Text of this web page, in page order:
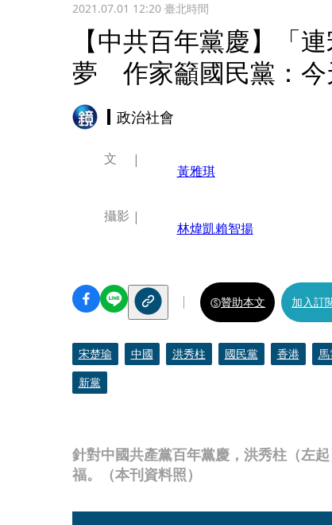
2021.07.01 12:20臺北時間
【中共百年黨慶】「
夢 作家籲國民黨：今
政治社會
針對中國共產黨百年黨慶，洪秀柱（左
福。（本刊資料照）
文
黃雅琪
攝影
林煒凱賴智揚
贊助本文 加入訂
宋楚瑜 中國 洪秀柱 國民黨 香港
新黨